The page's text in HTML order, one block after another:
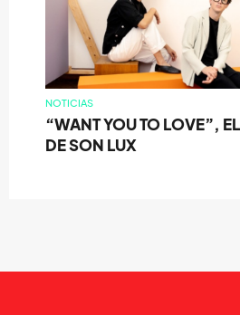
NOTICIAS
“WANT YOU TO LOVE”,
DE SON LUX